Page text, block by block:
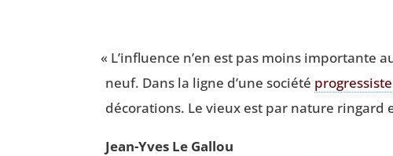
« L’influence n’en est pas moins impor­tante
neuf. Dans la ligne d’une socié­té pro­gres­siste
déco­ra­tions. Le vieux est par nature rin­gard
Jean-Yves Le Gallou